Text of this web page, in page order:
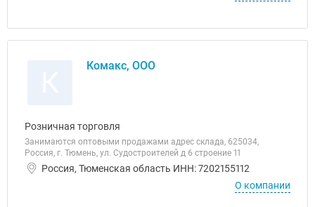
Комакс, ООО
Розничная торговля
Занимаются оптовыми продажами адрес склада, 625034,
Россия, г. Тюмень, ул. Судостроителей д 6 строение 11
Россия, Тюменская область ИНН: 7202155112
О компании